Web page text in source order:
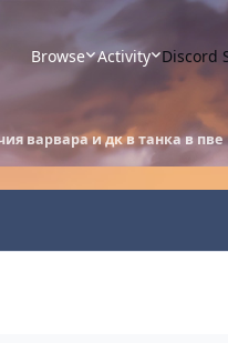
Browse Activity Discord
варвара и дк в танка в пве